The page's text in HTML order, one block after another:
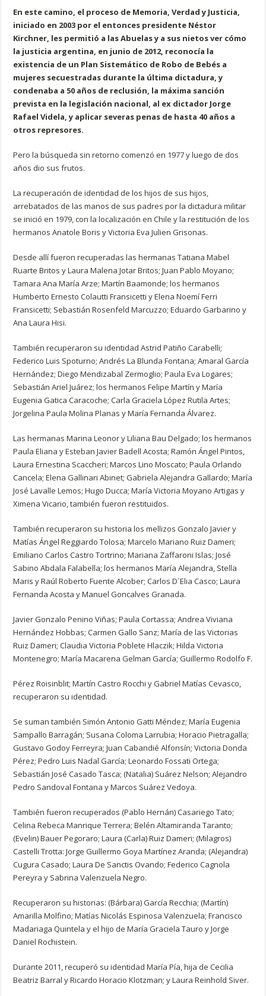
En este camino, el proceso de Memoria, Verdad y Justicia,
iniciado en 2003 por el entonces presidente Néstor
Kirchner, les permitió a las Abuelas y a sus nietos ver cómo
la justicia argentina, en junio de 2012, reconocía la
existencia de un Plan Sistemático de Robo de Bebés a
mujeres secuestradas durante la última dictadura, y
condenaba a 50 años de reclusión, la máxima sanción
prevista en la legislación nacional, al ex dictador Jorge
Rafael Videla, y aplicar severas penas de hasta 40 años a
otros represores.
Pero la búsqueda sin retorno comenzó en 1977 y luego de dos
años dio sus frutos.
La recuperación de identidad de los hijos de sus hijos,
arrebatados de las manos de sus padres por la dictadura militar
se inició en 1979, con la localización en Chile y la restitución de los
hermanos Anatole Boris y Victoria Eva Julien Grisonas.
Desde allí fueron recuperadas las hermanas Tatiana Mabel
Ruarte Britos y Laura Malena Jotar Britos; Juan Pablo Moyano;
Tamara Ana María Arze; Martín Baamonde; los hermanos
Humberto Ernesto Colautti Fransicetti y Elena Noemí Ferri
Fransicetti; Sebastián Rosenfeld Marcuzzo; Eduardo Garbarino y
Ana Laura Hisi.
También recuperaron su identidad Astrid Patiño Carabelli;
Federico Luis Spoturno; Andrés La Blunda Fontana; Amaral García
Hernández; Diego Mendizabal Zermoglio; Paula Eva Logares;
Sebastián Ariel Juárez; los hermanos Felipe Martín y María
Eugenia Gatica Caracoche; Carla Graciela López Rutila Artes;
Jorgelina Paula Molina Planas y María Fernanda Álvarez.
Las hermanas Marina Leonor y Liliana Bau Delgado; los hermanos
Paula Eliana y Esteban Javier Badell Acosta; Ramón Ángel Pintos,
Laura Ernestina Scaccheri; Marcos Lino Moscato; Paula Orlando
Cancela; Elena Gallinari Abinet; Gabriela Alejandra Gallardo; María
José Lavalle Lemos; Hugo Ducca; María Victoria Moyano Artigas y
Ximena Vicario, también fueron restituidos.
También recuperaron su historia los mellizos Gonzalo Javier y
Matías Ángel Reggiardo Tolosa; Marcelo Mariano Ruiz Dameri;
Emiliano Carlos Castro Tortrino; Mariana Zaffaroni Islas; José
Sabino Abdala Falabella; los hermanos María Alejandra, Stella
Maris y Raúl Roberto Fuente Alcober; Carlos D`Elia Casco; Laura
Fernanda Acosta y Manuel Goncalves Granada.
Javier Gonzalo Penino Viñas; Paula Cortassa; Andrea Viviana
Hernández Hobbas; Carmen Gallo Sanz; María de las Victorias
Ruiz Dameri; Claudia Victoria Poblete Hlaczik; Hilda Victoria
Montenegro; María Macarena Gelman García; Guillermo Rodolfo F.
Pérez Roisinblit; Martín Castro Rocchi y Gabriel Matías Cevasco,
recuperaron su identidad.
Se suman también Simón Antonio Gatti Méndez; María Eugenia
Sampallo Barragán; Susana Coloma Larrubia; Horacio Pietragalla;
Gustavo Godoy Ferreyra; Juan Cabandié Alfonsín; Victoria Donda
Pérez; Pedro Luis Nadal García; Leonardo Fossati Ortega;
Sebastián José Casado Tasca; (Natalia) Suárez Nelson; Alejandro
Pedro Sandoval Fontana y Marcos Suárez Vedoya.
También fueron recuperados (Pablo Hernán) Casariego Tato;
Celina Rebeca Manrique Terrera; Belén Altamiranda Taranto;
(Evelin) Bauer Pegoraro; Laura (Carla) Ruiz Dameri; (Milagros)
Castelli Trotta: Jorge Guillermo Goya Martínez Aranda; (Alejandra)
Cugura Casado; Laura De Sanctis Ovando; Federico Cagnola
Pereyra y Sabrina Valenzuela Negro.
Recuperaron su historias: (Bárbara) García Recchia; (Martín)
Amarilla Molfino; Matías Nicolás Espinosa Valenzuela; Francisco
Madariaga Quintela y el hijo de María Graciela Tauro y Jorge
Daniel Rochistein.
Durante 2011, recuperó su identidad María Pía, hija de Cecilia
Beatriz Barral y Ricardo Horacio Klotzman; y Laura Reinhold Siver.